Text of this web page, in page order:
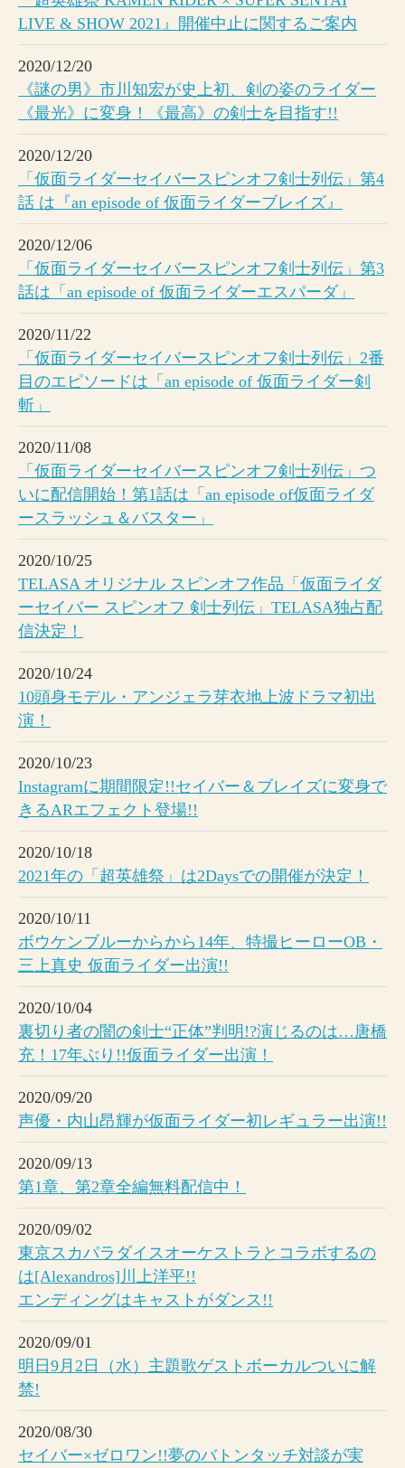
LIVE & SHOW 2021』開催中止に関するご案内
2020/12/20
《謎の男》市川知宏が史上初、剣の姿のライダー
《最光》に変身！《最高》の剣士を目指す!!
2020/12/20
「仮面ライダーセイバースピンオフ剣士列伝」第4
話 は『an episode of 仮面ライダーブレイズ』
2020/12/06
「仮面ライダーセイバースピンオフ剣士列伝」第3
話は「an episode of 仮面ライダーエスパーダ」
2020/11/22
「仮面ライダーセイバースピンオフ剣士列伝」2番
目のエピソードは「an episode of 仮面ライダー剣
斬」
2020/11/08
「仮面ライダーセイバースピンオフ剣士列伝」つ
いに配信開始！第1話は「an episode of仮面ライダ
ースラッシュ＆バスター」
2020/10/25
TELASA オリジナル スピンオフ作品「仮面ライダ
ーセイバー スピンオフ 剣士列伝」TELASA独占配
信決定！
2020/10/24
10頭身モデル・アンジェラ芽衣地上波ドラマ初出
演！
2020/10/23
Instagramに期間限定!!セイバー＆ブレイズに変身で
きるARエフェクト登場!!
2020/10/18
2021年の「超英雄祭」は2Daysでの開催が決定！
2020/10/11
ボウケンブルーからから14年、特撮ヒーローOB・
三上真史 仮面ライダー出演!!
2020/10/04
裏切り者の闇の剣士“正体”判明!?演じるのは…唐橋
充！17年ぶり!!仮面ライダー出演！
2020/09/20
声優・内山昂輝が仮面ライダー初レギュラー出演!!
2020/09/13
第1章、第2章全編無料配信中！
2020/09/02
東京スカパラダイスオーケストラとコラボするの
は[Alexandros]川上洋平!!
エンディングはキャストがダンス!!
2020/09/01
明日9月2日（水）主題歌ゲストボーカルついに解
禁!
2020/08/30
セイバー×ゼロワン!!夢のバトンタッチ対談が実